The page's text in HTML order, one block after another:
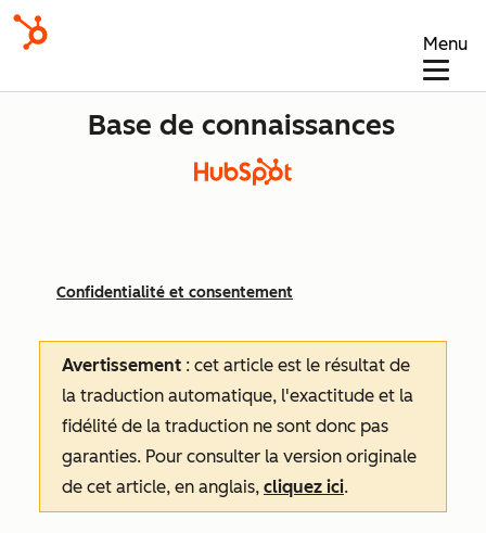
Menu
Base de connaissances
Confidentialité et consentement
Avertissement : cet article est le résultat de
la traduction automatique, l'exactitude et la
fidélité de la traduction ne sont donc pas
garanties. Pour consulter la version originale
de cet article, en anglais, cliquez ici.